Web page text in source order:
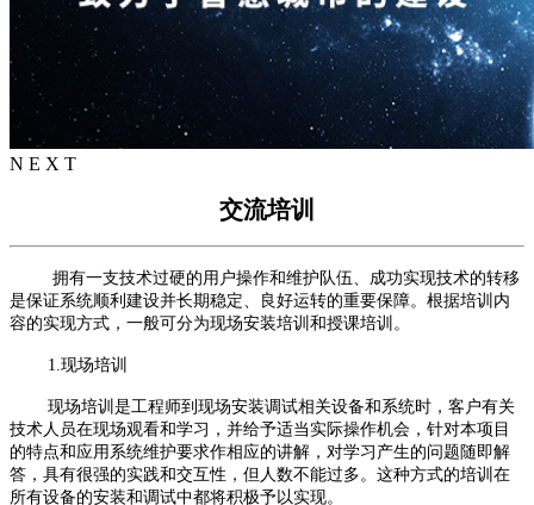
N E X T
交流培训
拥有一支技术过硬的用户操作和维护队伍、成功实现技术的转移
是保证系统顺利建设并长期稳定、良好运转的重要保障。根据培训内
容的实现方式，一般可分为现场安装培训和授课培训。
1.现场培训
现场培训是工程师到现场安装调试相关设备和系统时，客户有关
技术人员在现场观看和学习，并给予适当实际操作机会，针对本项目
的特点和应用系统维护要求作相应的讲解，对学习产生的问题随即解
答，具有很强的实践和交互性，但人数不能过多。这种方式的培训在
所有设备的安装和调试中都将积极予以实现。